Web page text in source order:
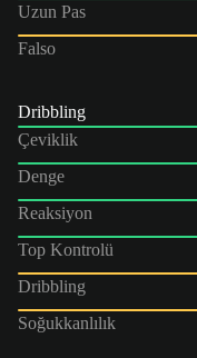
Uzun Pas
Falso
Dribbling
Çeviklik
Denge
Reaksiyon
Top Kontrolü
Dribbling
Soğukkanlılık